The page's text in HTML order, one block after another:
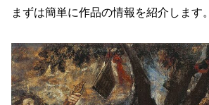
まずは簡単に作品の情報を紹介します。